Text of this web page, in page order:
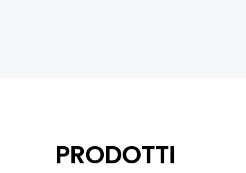
PRODOTTI